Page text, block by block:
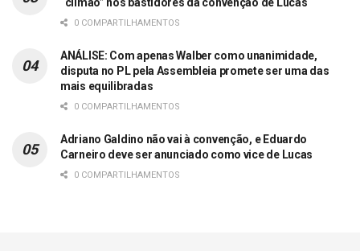
0 COMPARTILHAMENTOS
ANÁLISE: Com apenas Walber como unanimidade,
disputa no PL pela Assembleia promete ser uma das
mais equilibradas
0 COMPARTILHAMENTOS
Adriano Galdino não vai à convenção, e Eduardo
Carneiro deve ser anunciado como vice de Lucas
0 COMPARTILHAMENTOS